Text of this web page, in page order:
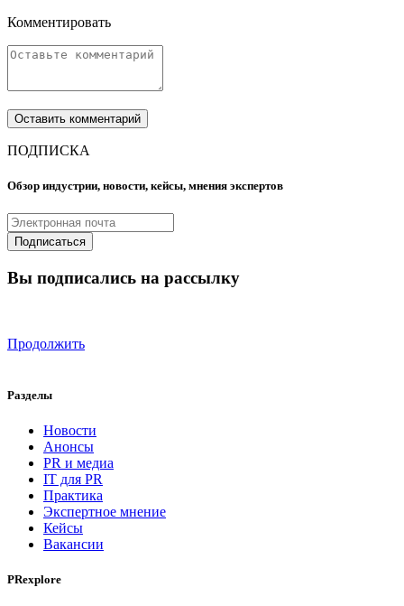
Комментировать
ПОДПИСКА
Обзор индустрии, новости, кейсы, мнения экспертов
Вы подписались на рассылку
Продолжить
Разделы
Новости
Анонсы
PR и медиа
IT для PR
Практика
Экспертное мнение
Кейсы
Вакансии
PRexplore